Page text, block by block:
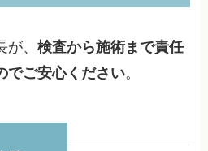
が、検査から施術まで責任
でご安心ください。